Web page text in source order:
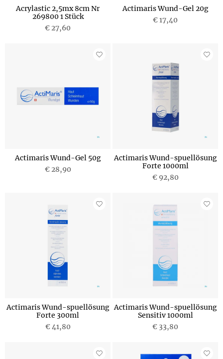
Acrylastic 2,5mx 8cm Nr
269800 1 Stück
€ 27,60
Actimaris Wund-Gel 20g
€ 17,40
Actimaris Wund-Gel 50g
€ 28,90
Actimaris Wund-spuellösung
Forte 1000ml
€ 92,80
Actimaris Wund-spuellösung
Forte 300ml
€ 41,80
Actimaris Wund-spuellösung
Sensitiv 1000ml
€ 33,80